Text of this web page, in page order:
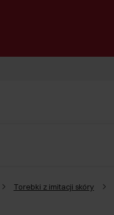
Torebki z imitacji skóry